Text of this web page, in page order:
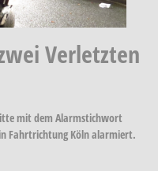
Verletzten
mit dem Alarmstichwort
Fahrtrichtung Köln alarmiert.